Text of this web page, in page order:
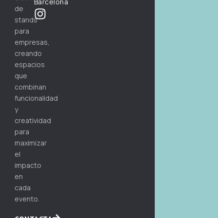
Barcelona
de
stands
para
empresas,
creando
espacios
que
combinan
funcionalidad
y
creatividad
para
maximizar
el
impacto
en
cada
evento.